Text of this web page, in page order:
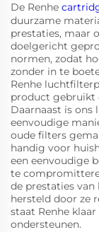
De Renhe
duurzame
prestaties, maar
doelgericht
normen, zodat
zonder in te
Renhe
product gebruikt
Daarnaast is
eenvoudige
oude filters
handig voor
een eenvoudige
te
de prestaties
hersteld door ze
staat Renhe
ondersteunen.